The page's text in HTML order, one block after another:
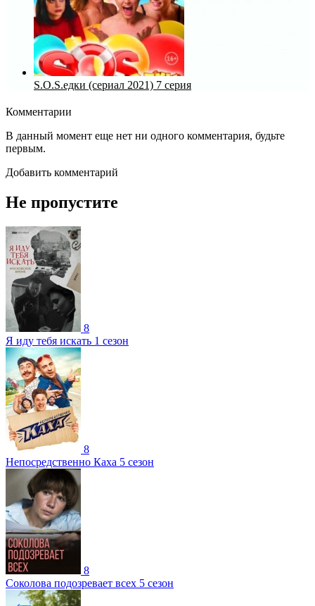
S.O.S.едки (сериал 2021) 7 серия
Комментарии
В данный момент еще нет ни одного комментария, будьте
первым.
Добавить комментарий
Не пропустите
8
Я иду тебя искать 1 сезон
8
Непосредственно Каха 5 сезон
8
Соколова подозревает всех 5 сезон